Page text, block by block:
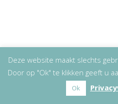
Deze website maakt slechts
Door op "Ok" te klikken geeft u
Ok